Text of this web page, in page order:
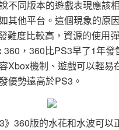
不同版本的遊戲表現應該
其他平台。這個現象的原
難度比較高，資源的使用
360，360比PS3早了1年發
Xbox機制、遊戲可以輕易
優勢遠高於PS3。
360版的水花和水波可以